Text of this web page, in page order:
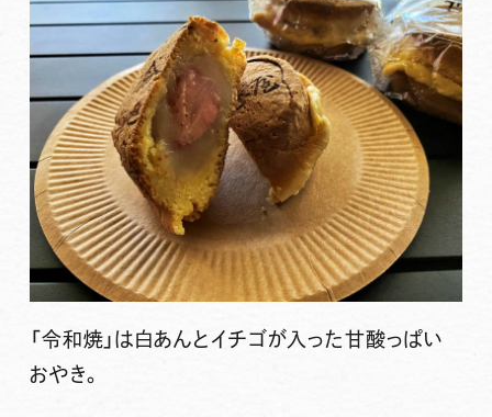
「令和焼」は白あんとイチゴが入った甘酸っぱい
おやき。